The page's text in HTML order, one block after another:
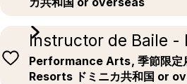
Instructor de Baile -
Performance Arts, 季節限
Resorts ドミニカ共和国 or